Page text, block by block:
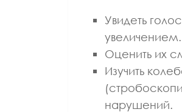
Увидеть
увеличением.
Оценить их
Изучить
нарушений.